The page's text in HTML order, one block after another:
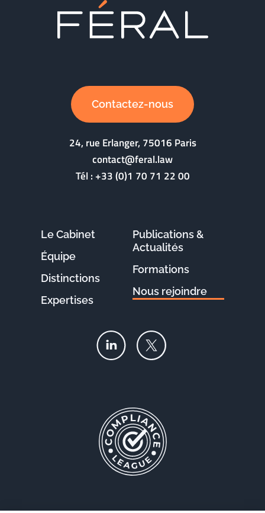
Contactez-nous
24, rue Erlanger, 75016 Paris
contact@feral.law
Tél :+33 (0)1 70 71 22 00
Le Cabinet
Équipe
Distinctions
Expertises
Publications &
Actualités
Formations
Nous rejoindre